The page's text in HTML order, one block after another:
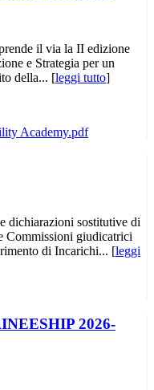
il via la II edizione
e Strategia per un
della... [leggi tutto]
dichiarazioni sostitutive di
Commissioni giudicatrici
di Incarichi... [leggi
2026-